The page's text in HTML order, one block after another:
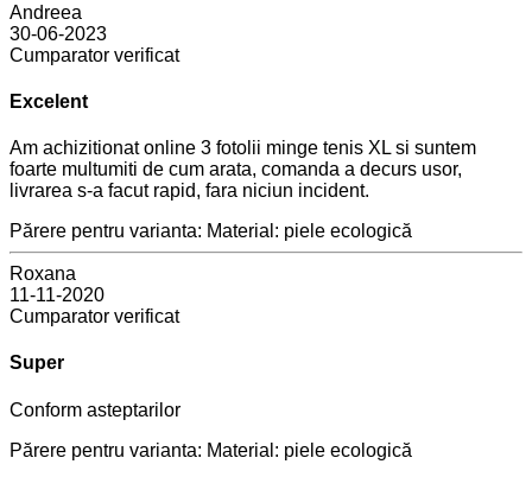
Andreea
30-06-2023
Cumparator verificat
Excelent
Am achizitionat online 3 fotolii minge tenis XL si suntem
foarte multumiti de cum arata, comanda a decurs usor,
livrarea s-a facut rapid, fara niciun incident.
Părere pentru varianta: Material: piele ecologică
Roxana
11-11-2020
Cumparator verificat
Super
Conform asteptarilor
Părere pentru varianta: Material: piele ecologică